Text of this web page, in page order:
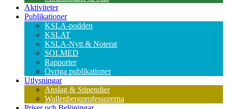
Aktiviteter
Publikationer
KSLA-podden
KSLAT
KSLA-Nytt & Noterat
SOLMED
Rapporter
Övriga publikationer
Utlysningar
Anslag & Stipendier
Wallenbergprofessurerna